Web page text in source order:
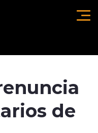
de